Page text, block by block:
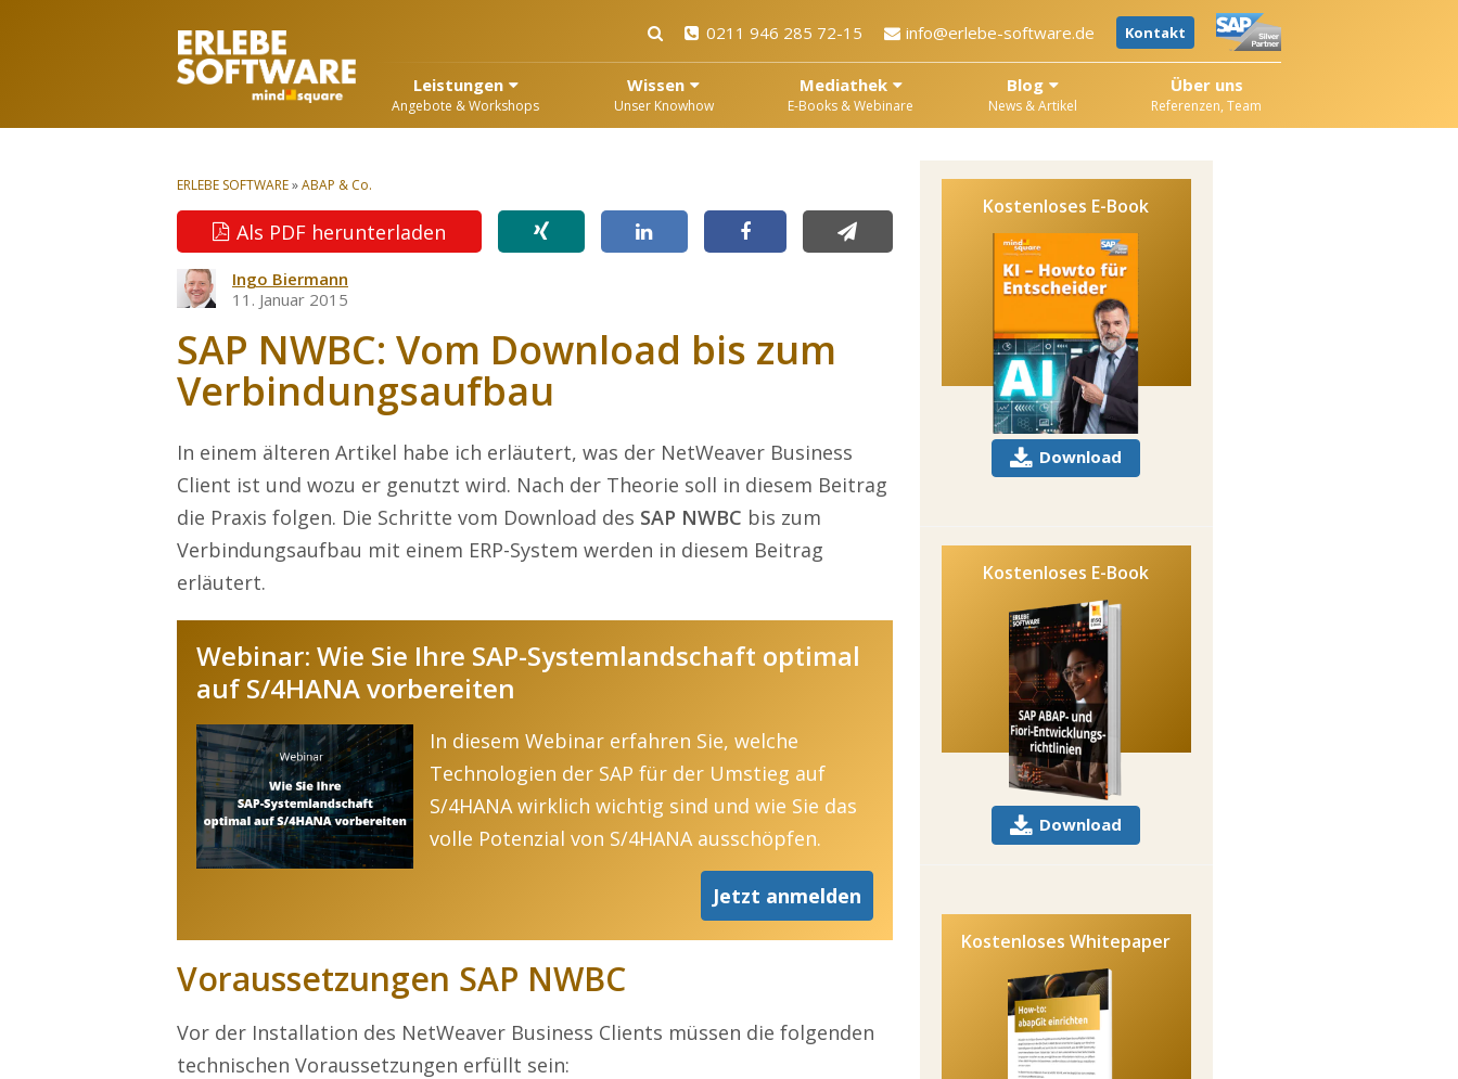
0211 946 285 72-15 info@erlebe-software.de Kontakt
Leistungen
Angebote & Workshops
Wissen
Unser Knowhow
Mediathek
E-Books & Webinare
Blog
News & Artikel
Über uns
Referenzen, Team
ERLEBE SOFTWARE»ABAP & Co.
Als PDF herunterladen
Ingo Biermann
11. Januar 2015
SAP NWBC: Vom Download bis zum
Verbindungsaufbau
In einem älteren Artikel habe ich erläutert, was der NetWeaver Business
Client ist und wozu er genutzt wird. Nach der Theorie soll in diesem Beitrag
die Praxis folgen. Die Schritte vom Download des SAP NWBC bis zum
Verbindungsaufbau mit einem ERP-System werden in diesem Beitrag
erläutert.
Webinar: Wie Sie Ihre SAP-Systemlandschaft optimal
auf S/4HANA vorbereiten
In diesem Webinar erfahren Sie, welche
Technologien der SAP für der Umstieg auf
S/4HANA wirklich wichtig sind und wie Sie das
volle Potenzial von S/4HANA ausschöpfen.
Jetzt anmelden
Voraussetzungen SAP NWBC
Vor der Installation des NetWeaver Business Clients müssen die folgenden
technischen Voraussetzungen erfüllt sein:
Kostenloses E-Book
Download
Kostenloses E-Book
Download
Kostenloses Whitepaper